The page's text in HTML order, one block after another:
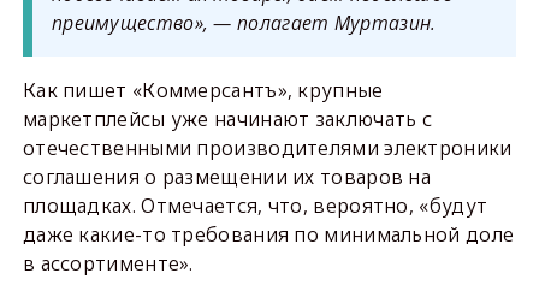
преимущество», — полагает Муртазин.
Как пишет «Коммерсантъ», крупные
маркетплейсы уже начинают заключать с
отечественными производителями электроники
соглашения о размещении их товаров на
площадках. Отмечается, что, вероятно, «будут
даже какие-то требования по минимальной доле
в ассортименте».